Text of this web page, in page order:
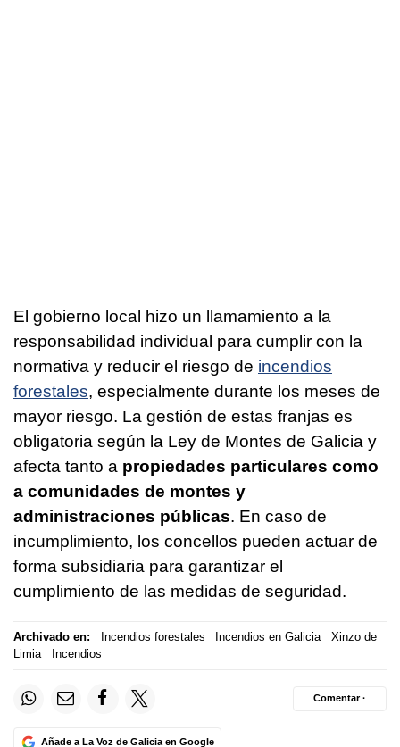
El gobierno local hizo un llamamiento a la
responsabilidad individual para cumplir con la
normativa y reducir el riesgo de incendios
forestales, especialmente durante los meses de
mayor riesgo. La gestión de estas franjas es
obligatoria según la Ley de Montes de Galicia y
afecta tanto a propiedades particulares como
a comunidades de montes y
administraciones públicas. En caso de
incumplimiento, los concellos pueden actuar de
forma subsidiaria para garantizar el
cumplimiento de las medidas de seguridad.
Archivado en: Incendios forestales Incendios en Galicia
Xinzo de
Limia
Incendios
Añade a La Voz de Galicia en Google
Comentar ·